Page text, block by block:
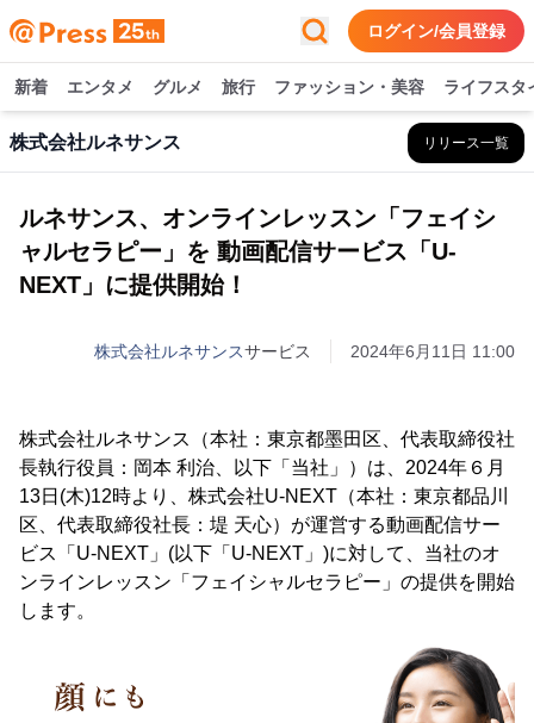
ログイン/会員登録
新着 エンタメ グルメ 旅行 ファッション・美容 ライフスタ
株式会社ルネサンス リリース一覧
ルネサンス、オンラインレッスン「フェイシ
ャルセラピー」を 動画配信サービス「U-
NEXT」に提供開始！
株式会社ルネサンスサービス 2024年6月11日 11:00
株式会社ルネサンス（本社：東京都墨田区、代表取締役社
長執行役員：岡本 利治、以下「当社」）は、2024年６月
13日(木)12時より、株式会社U-NEXT（本社：東京都品川
区、代表取締役社長：堤 天心）が運営する動画配信サー
ビス「U-NEXT」(以下「U-NEXT」)に対して、当社のオ
ンラインレッスン「フェイシャルセラピー」の提供を開始
します。